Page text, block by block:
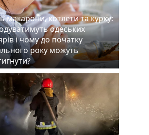
макарони, котлети та курку:
одеських
і чому до початку
року можуть